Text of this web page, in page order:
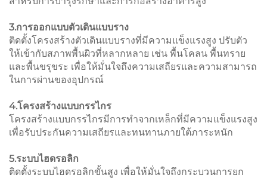
3.การออกแบบตัวเดินแบบราง
ติดตั้งโครงสร้างตัวเดินแบบรางที่มีความแข็งแรงสูง ปรับตัว
ให้เข้ากับสภาพพื้นผิวที่หลากหลาย เช่น พื้นโคลน พื้นทราย
และพื้นขรุขระ เพื่อให้มั่นใจถึงความเสถียรและความสามารถ
ในการผ่านของอุปกรณ์
4.โครงสร้างแบบกรรไกร
โครงสร้างแบบกรรไกรมีการทำจากเหล็กที่มีความแข็งแรงสูง
เพื่อรับประกันความเสถียรและทนทานภายใต้ภาระหนัก
5.ระบบไฮดรอลิก
ติดตั้งระบบไฮดรอลิกขั้นสูง เพื่อให้มั่นใจถึงกระบวนการยก